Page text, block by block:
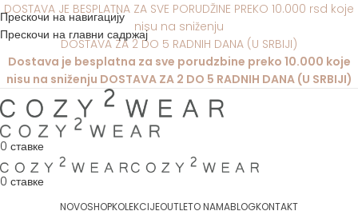
Прескочи на навигацију
Прескочи на главни садржај
DOSTAVA JE BESPLATNA ZA SVE PORUDŽINE PREKO 10.000 rsd koje
nisu na sniženju
DOSTAVA ZA 2 DO 5 RADNIH DANA (U SRBIJI)
Dostava je besplatna za sve porudzbine preko 10.000 koje
nisu na sniženju DOSTAVA ZA 2 DO 5 RADNIH DANA (U SRBIJI)
0 ставке
0 ставке
NOVOSHOPKOLEKCIJEOUTLETO NAMABLOGKONTAKT